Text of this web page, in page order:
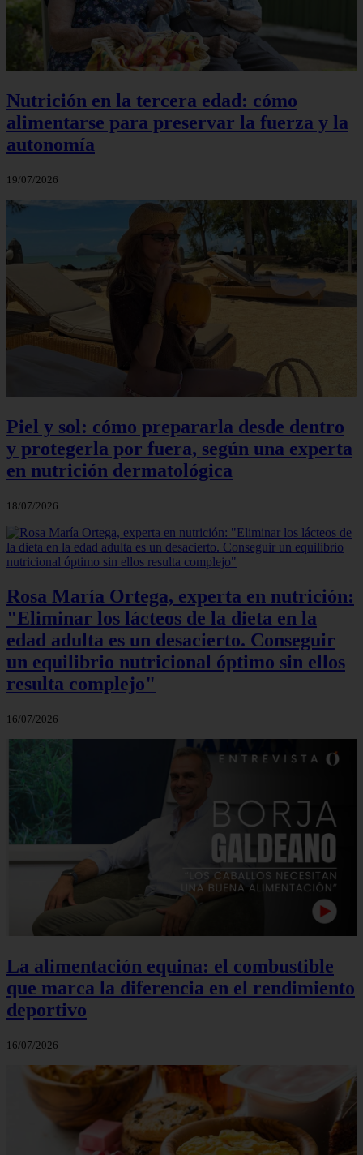
Nutrición en la tercera edad: cómo
alimentarse para preservar la fuerza y la
autonomía
19/07/2026
Piel y sol: cómo prepararla desde dentro
y protegerla por fuera, según una experta
en nutrición dermatológica
18/07/2026
Rosa María Ortega, experta en nutrición:
"Eliminar los lácteos de la dieta en la
edad adulta es un desacierto. Conseguir
un equilibrio nutricional óptimo sin ellos
resulta complejo"
16/07/2026
La alimentación equina: el combustible
que marca la diferencia en el rendimiento
deportivo
16/07/2026